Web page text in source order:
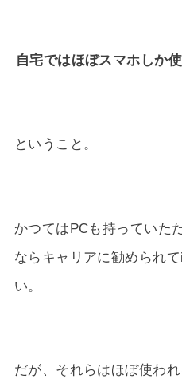
自宅ではほぼスマホしか
ということ。
かつてはPCも持っていた
ならキャリアに勧められ
い。
だが、それらはほぼ使わ